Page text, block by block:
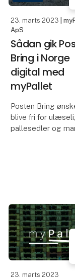
23. marts 2023
|
ApS
Sådan gik
Bring i Norge
digital med
myPallet
Posten Bring
blive fri for
pallesedler og
myPallet
23. marts 2023